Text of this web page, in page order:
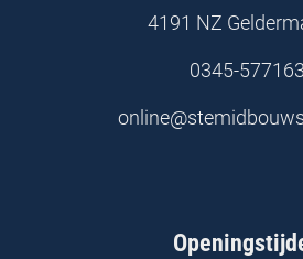
4191 NZ
0345-577163